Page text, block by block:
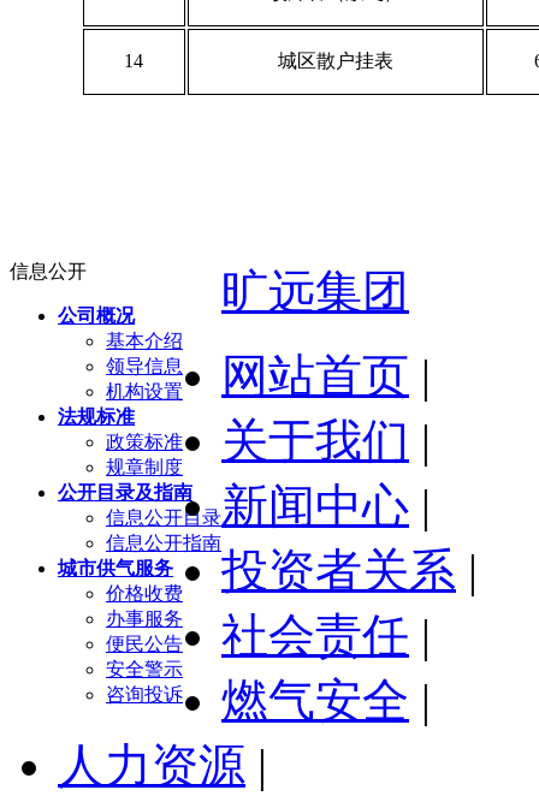
14 城区散户挂表
信息公开
公司概况
基本介绍
领导信息
机构设置
法规标准
政策标准
规章制度
公开目录及指南
信息公开目录
信息公开指南
城市供气服务
价格收费
办事服务
便民公告
安全警示
咨询投诉
旷远集团
网站首页 |
关于我们 |
新闻中心 |
投资者关系 |
社会责任 |
燃气安全 |
人力资源 |